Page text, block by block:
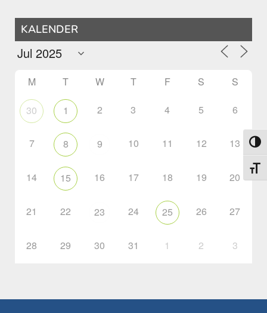
KALENDER
M T W T F S S
30 1 2 3 4 5 6
7 8 9 10 11 12 13
14 15 16 17 18 19 20
21 22 23 24 25 26 27
28 29 30 31 1 2 3